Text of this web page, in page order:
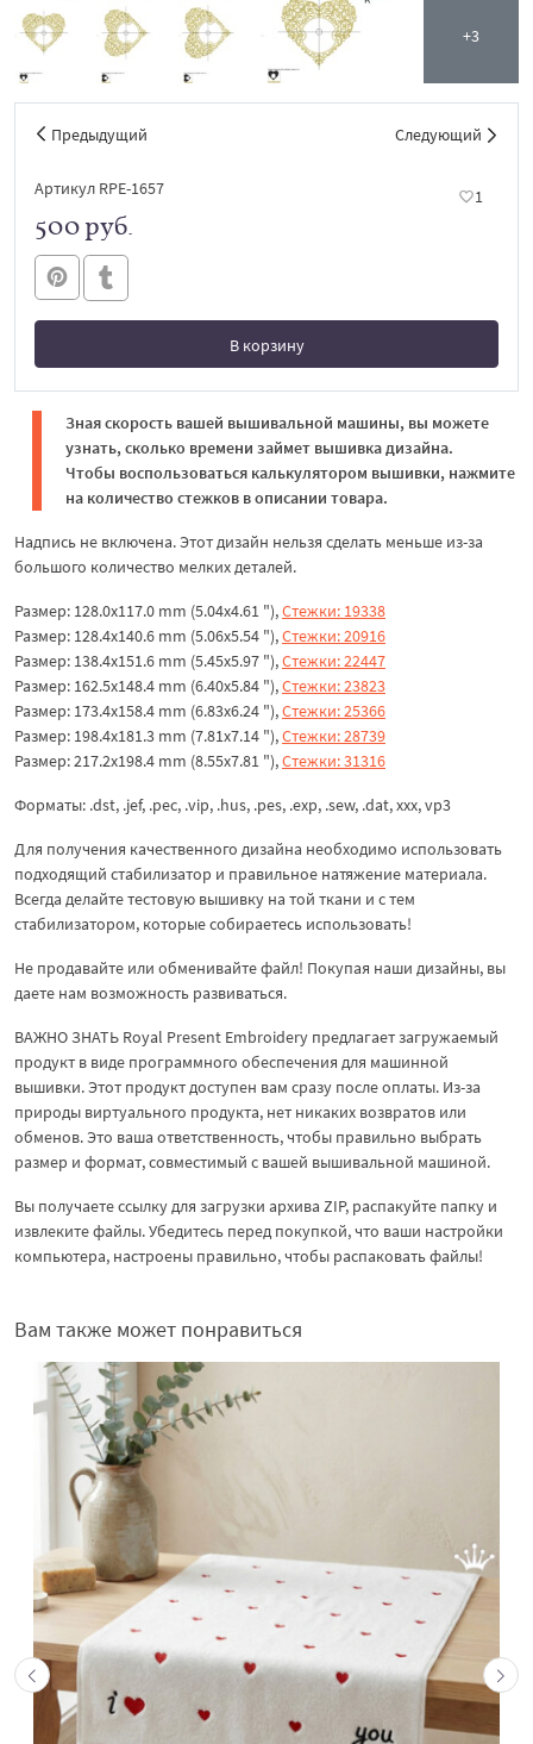
+3
Предыдущий Следующий
Артикул RPE-1657 1
500 руб.
В корзину
В корзине
Зная скорость вашей вышивальной машины, вы можете
узнать, сколько времени займет вышивка дизайна.
Чтобы воспользоваться калькулятором вышивки, нажмите
на количество стежков в описании товара.
Надпись не включена. Этот дизайн нельзя сделать меньше из-за
большого количество мелких деталей.
Размер: 128.0x117.0 mm (5.04x4.61 "),Стежки: 19338
Размер: 128.4x140.6 mm (5.06x5.54 "),Стежки: 20916
Размер: 138.4x151.6 mm (5.45x5.97 "),Стежки: 22447
Размер: 162.5x148.4 mm (6.40x5.84 "),Стежки: 23823
Размер: 173.4x158.4 mm (6.83x6.24 "),Стежки: 25366
Размер: 198.4x181.3 mm (7.81x7.14 "),Стежки: 28739
Размер: 217.2x198.4 mm (8.55x7.81 "),Стежки: 31316
Форматы: .dst, .jef, .pec, .vip, .hus, .pes, .exp, .sew, .dat, xxx, vp3
Для получения качественного дизайна необходимо использовать
подходящий стабилизатор и правильное натяжение материала.
Всегда делайте тестовую вышивку на той ткани и с тем
стабилизатором, которые собираетесь использовать!
Не продавайте или обменивайте файл! Покупая наши дизайны, вы
даете нам возможность развиваться.
ВАЖНО ЗНАТЬ Royal Present Embroidery предлагает загружаемый
продукт в виде программного обеспечения для машинной
вышивки. Этот продукт доступен вам сразу после оплаты. Из-за
природы виртуального продукта, нет никаких возвратов или
обменов. Это ваша ответственность, чтобы правильно выбрать
размер и формат, совместимый с вашей вышивальной машиной.
Вы получаете ссылку для загрузки архива ZIP, распакуйте папку и
извлеките файлы. Убедитесь перед покупкой, что ваши настройки
компьютера, настроены правильно, чтобы распаковать файлы!
Вам также может понравиться